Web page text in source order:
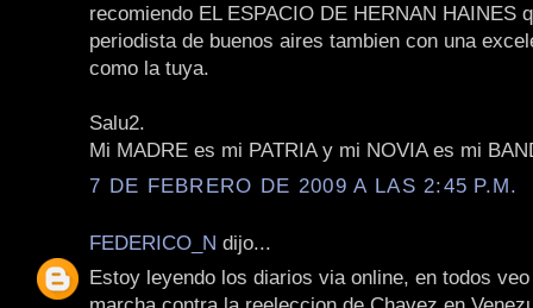
recomiendo EL ESPACIO DE HERNAN HAINES
periodista de buenos aires tambien con una
como la tuya.
Salu2.
Mi MADRE es mi PATRIA y mi NOVIA es mi
7 DE FEBRERO DE 2009 A LAS 2:45 P.M.
FEDERICO_N dijo...
Estoy leyendo los diarios via online, en todos